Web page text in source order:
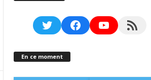
TwitterFacebookYouTubeRSS Feed
En ce moment